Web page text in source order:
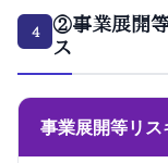
4
②事業展開
ス
事業展開等リ